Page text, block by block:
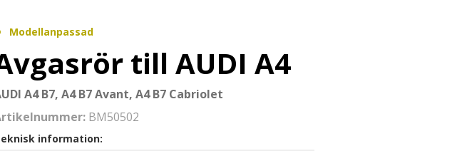
Modellanpassad
till AUDI A4
A4 B7, A4 B7 Avant, A4 B7 Cabriolet
BM50502
information: